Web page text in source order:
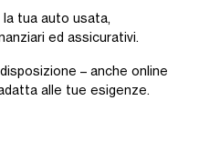
la tua auto usata,
ed assicurativi.
– anche online
alle tue esigenze.